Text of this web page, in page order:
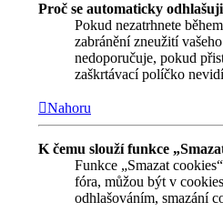
Proč se automaticky
Pokud nezatrhnete
zabránění zneužití
nedoporučuje, pokud
zaškrtávací políčko
Nahoru
K čemu slouží funkce
Funkce „Smazat
fóra, můžou být v
odhlašováním, smazání